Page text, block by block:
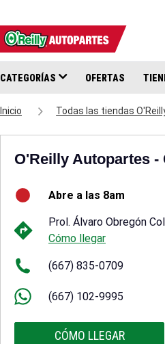
CATEGORÍAS OFERTAS
Inicio Todas las tiendas
O'Reilly Autopartes -
Abre a las 8am
Prol. Álvaro Obregón
Cómo llegar
(667) 835-0709
(667) 102-9995
CÓMO LLEGAR